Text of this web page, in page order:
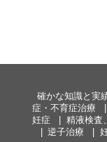
確かな知識と実
症・不育症治療
妊症
精液検査
逆子治療